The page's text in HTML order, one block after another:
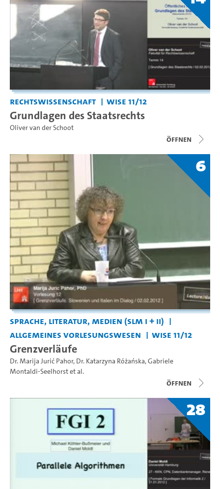
Rechtswissenschaft WiSe 11/12
Grundlagen des Staatsrechts
Oliver van der Schoot
Öffnen
6
Sprache, Literatur, Medien (SLM I + II)
Allgemeines Vorlesungswesen
WiSe 11/12
Grenzverläufe
Dr. Marija Jurić Pahor, Dr. Katarzyna Różańska,Gabriele
Montaldi-Seelhorstet al.
Öffnen
28